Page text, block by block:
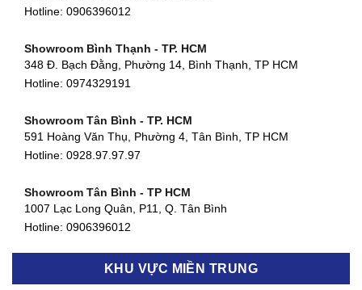
Hotline: 0906396012
Showroom Bình Thạnh - TP. HCM
348 Đ. Bạch Đằng, Phường 14, Bình Thạnh, TP HCM
Hotline: 0974329191
Showroom Tân Bình - TP. HCM
591 Hoàng Văn Thụ, Phường 4, Tân Bình, TP HCM
Hotline: 0928.97.97.97
Showroom Tân Bình - TP HCM
1007 Lạc Long Quân, P11, Q. Tân Bình
Hotline: 0906396012
Showroom Biên Hòa - Đồng Nai
KHU VỰC MIỀN TRUNG